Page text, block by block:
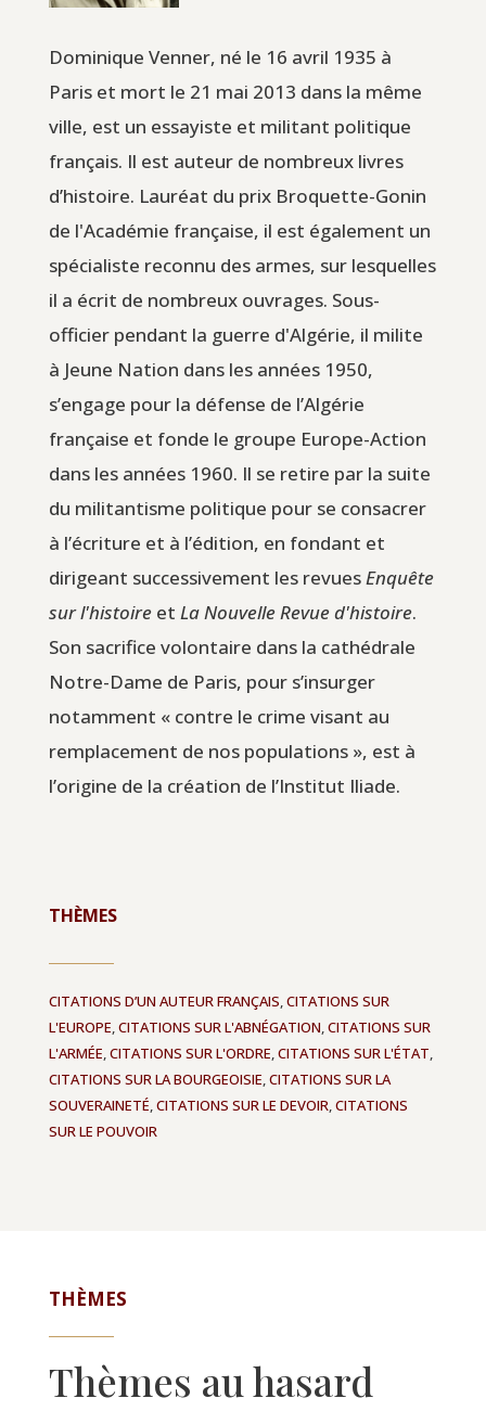
Dominique Venner, né le 16 avril 1935 à
Paris et mort le 21 mai 2013 dans la même
ville, est un essayiste et militant politique
français. Il est auteur de nombreux livres
d’histoire. Lauréat du prix Broquette-Gonin
de l'Académie française, il est également un
spécialiste reconnu des armes, sur lesquelles
il a écrit de nombreux ouvrages. Sous-
officier pendant la guerre d'Algérie, il milite
à Jeune Nation dans les années 1950,
s’engage pour la défense de l’Algérie
française et fonde le groupe Europe-Action
dans les années 1960. Il se retire par la suite
du militantisme politique pour se consacrer
à l’écriture et à l’édition, en fondant et
dirigeant successivement les revuesEnquête
sur l'histoireet La Nouvelle Revue d'histoire.
Son sacrifice volontaire dans la cathédrale
Notre-Dame de Paris, pour s’insurger
notamment « contre le crime visant au
remplacement de nos populations », est à
l’origine de la création de l’Institut Iliade.
THÈMES
CITATIONS D’UN AUTEUR FRANÇAIS,CITATIONS SUR
L'EUROPE,CITATIONS SUR L'ABNÉGATION,CITATIONS SUR
L'ARMÉE,CITATIONS SUR L'ORDRE,CITATIONS SUR L'ÉTAT,
CITATIONS SUR LA BOURGEOISIE,CITATIONS SUR LA
SOUVERAINETÉ,CITATIONS SUR LE DEVOIR,CITATIONS
SUR LE POUVOIR
THÈMES
Thèmes au hasard